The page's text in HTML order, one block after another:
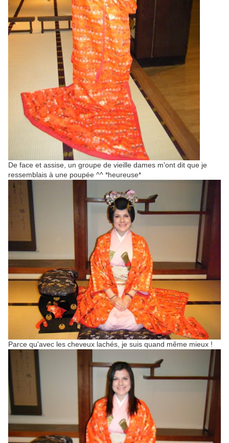
De face et assise, un groupe de vieille dames m'ont dit que je
ressemblais à une poupée ^^ *heureuse*
Parce qu'avec les cheveux lachés, je suis quand même mieux !